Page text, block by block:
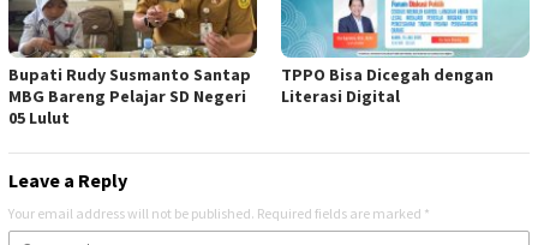
Bupati Rudy Susmanto Santap
MBG Bareng Pelajar SD Negeri
05 Lulut
TPPO Bisa Dicegah dengan
Literasi Digital
Leave a Reply
Your email address will not be published. Required fields are marked *